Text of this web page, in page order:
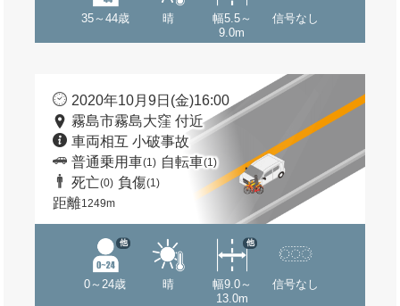
35～44歳 晴
幅5.5～
9.0m
信号なし
2020年10月9日(金)16:00
霧島市霧島大窪 付近
車両相互 小破事故
普通乗用車(1) 自転車(1)
死亡(0) 負傷(1)
距離1249m
0～24歳
他
晴
幅9.0～
13.0m
他
信号なし